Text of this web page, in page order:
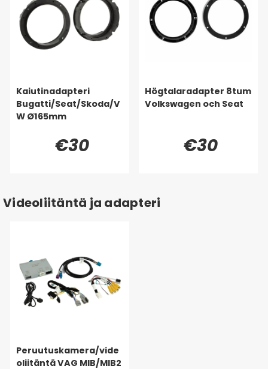
Kaiutinadapteri
Bugatti/Seat/Skoda/V
W Ø165mm
€30
Högtalaradapter 8tum
Volkswagen och Seat
€30
Videoliitäntä ja adapteri
Peruutuskamera/vide
oliitäntä VAG MIB/MIB2